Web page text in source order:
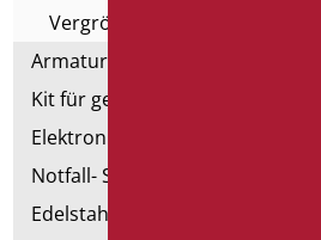
Vergrößerungsspiegel
Armaturen
Kit für genehmigte Badezimmer
Elektronische Handtrockner
Notfall- Sanitärartikel
Edelstahl-Sanitär